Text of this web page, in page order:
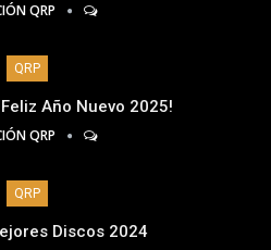
QRP
QRP
Feliz Año Nuevo 2025!
QRP
QRP
Discos 2024